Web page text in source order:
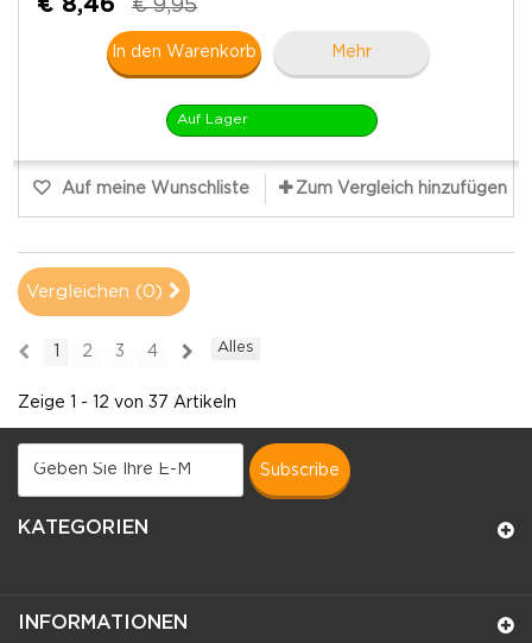
€ 9,95
In den Warenkorb Mehr
Auf Lager
Auf meine Wunschliste Zum Vergleich hinzufügen
Vergleichen (0)
Alles
2 3 4
Zeige 1 - 12 von 37 Artikeln
subscribe
KATEGORIEN
INFORMATIONEN